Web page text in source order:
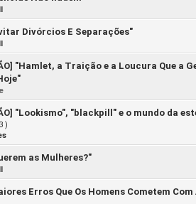
Divórcios E Separações"
em média
3 4 5
"Hamlet, a Traição e a Loucura Que a
em média
345
"Lookismo", "blackpill" e o mundo da
3 )
em média
2 3 4
as Mulheres?"
em média
345
Erros Que Os Homens Cometem Com